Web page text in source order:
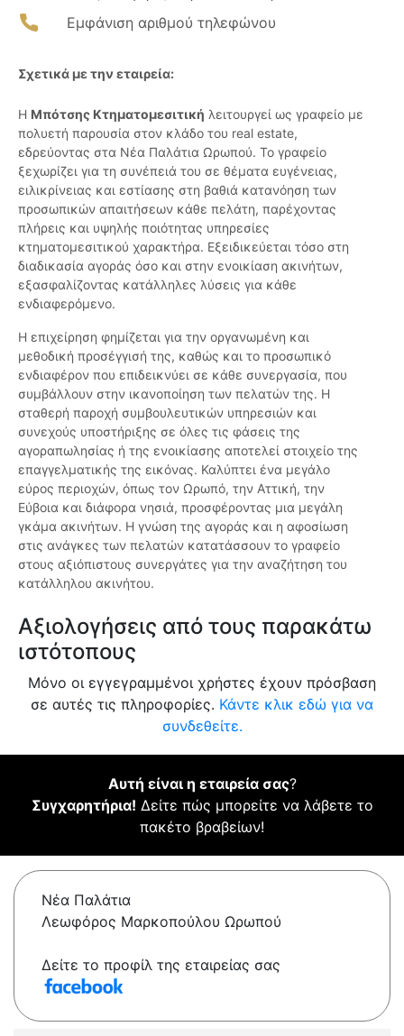
Εμφάνιση αριθμού τηλεφώνου
Σχετικά με την εταιρεία:
Η Μπότσης Κτηματομεσιτική λειτουργεί ως γραφείο με
πολυετή παρουσία στον κλάδο του real estate,
εδρεύοντας στα Νέα Παλάτια Ωρωπού. Το γραφείο
ξεχωρίζει για τη συνέπειά του σε θέματα ευγένειας,
ειλικρίνειας και εστίασης στη βαθιά κατανόηση των
προσωπικών απαιτήσεων κάθε πελάτη, παρέχοντας
πλήρεις και υψηλής ποιότητας υπηρεσίες
κτηματομεσιτικού χαρακτήρα. Εξειδικεύεται τόσο στη
διαδικασία αγοράς όσο και στην ενοικίαση ακινήτων,
εξασφαλίζοντας κατάλληλες λύσεις για κάθε
ενδιαφερόμενο.
Η επιχείρηση φημίζεται για την οργανωμένη και
μεθοδική προσέγγισή της, καθώς και το προσωπικό
ενδιαφέρον που επιδεικνύει σε κάθε συνεργασία, που
συμβάλλουν στην ικανοποίηση των πελατών της. Η
σταθερή παροχή συμβουλευτικών υπηρεσιών και
συνεχούς υποστήριξης σε όλες τις φάσεις της
αγοραπωλησίας ή της ενοικίασης αποτελεί στοιχείο της
επαγγελματικής της εικόνας. Καλύπτει ένα μεγάλο
εύρος περιοχών, όπως τον Ωρωπό, την Αττική, την
Εύβοια και διάφορα νησιά, προσφέροντας μια μεγάλη
γκάμα ακινήτων. Η γνώση της αγοράς και η αφοσίωση
στις ανάγκες των πελατών κατατάσσουν το γραφείο
στους αξιόπιστους συνεργάτες για την αναζήτηση του
κατάλληλου ακινήτου.
Αξιολογήσεις από τους παρακάτω
ιστότοπους
Μόνο οι εγγεγραμμένοι χρήστες έχουν πρόσβαση
σε αυτές τις πληροφορίες. Κάντε κλικ εδώ για να
συνδεθείτε.
Αυτή είναι η εταιρεία σας?
Συγχαρητήρια! Δείτε πώς μπορείτε να λάβετε το
πακέτο βραβείων!
Νέα Παλάτια
Λεωφόρος Μαρκοπούλου Ωρωπού
Δείτε το προφίλ της εταιρείας σας